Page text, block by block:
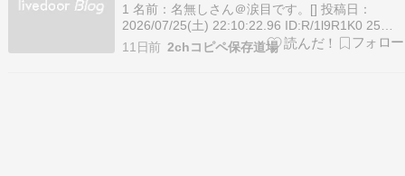
1 名前：名無しさん＠涙目です。[] 投稿日：
2026/07/25(土) 22:10:22.96 ID:R/1l9R1K0 25日
閉幕の第221特別国会では、政府による新規提出
の64法案が全て成立した。 皇族数確保策を盛り
11日前 2chコピペ保存道場